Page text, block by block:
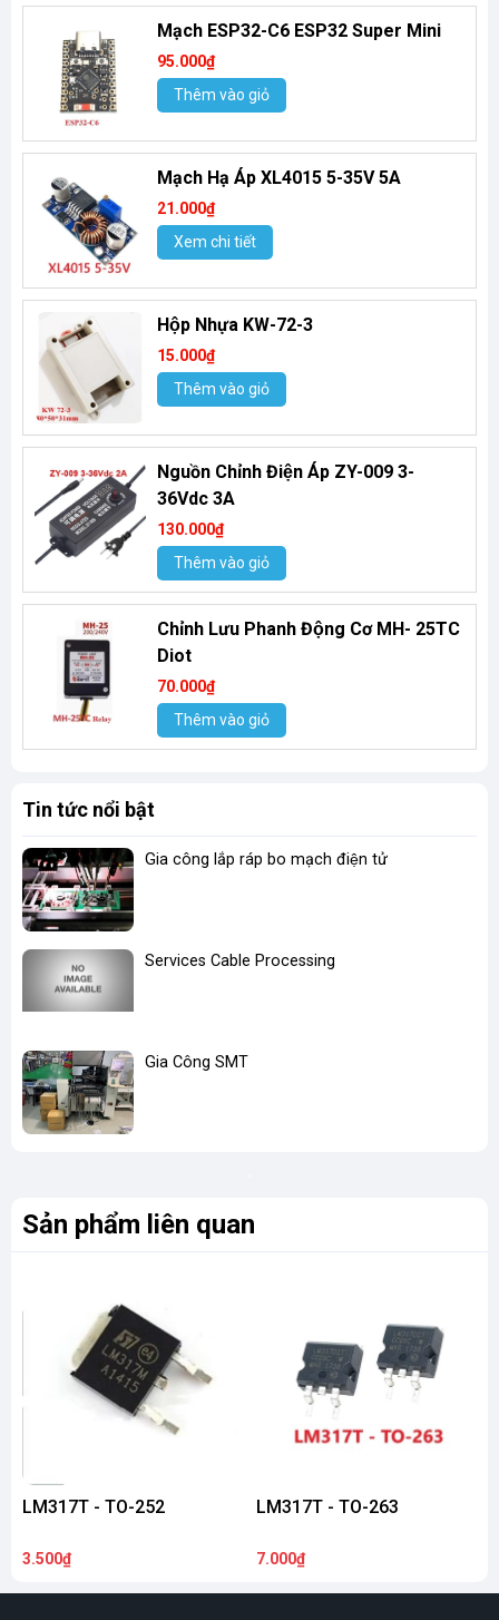
Mạch ESP32-C6 ESP32 Super Mini
95.000₫
Thêm vào giỏ
Mạch Hạ Áp XL4015 5-35V 5A
21.000₫
Xem chi tiết
Hộp Nhựa KW-72-3
15.000₫
Thêm vào giỏ
Nguồn Chỉnh Điện Áp ZY-009 3-
36Vdc 3A
130.000₫
Thêm vào giỏ
Chỉnh Lưu Phanh Động Cơ MH- 25TC
Diot
70.000₫
Thêm vào giỏ
Tin tức nổi bật
Gia công lắp ráp bo mạch điện tử
Services Cable Processing
Gia Công SMT
Sản phẩm liên quan
LM317T - TO-252
3.500₫
LM317T - TO-263
7.000₫